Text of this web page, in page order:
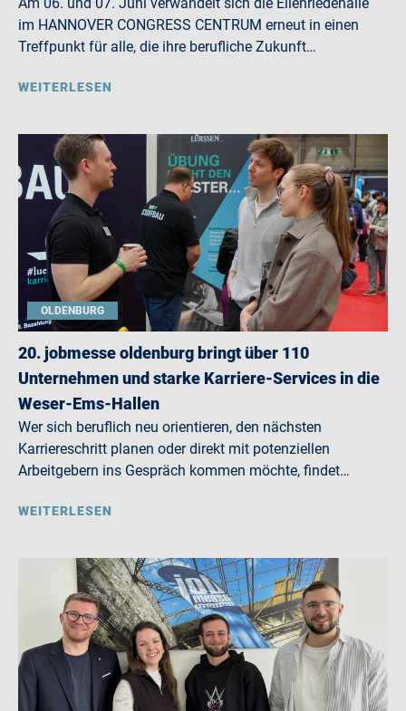
im HANNOVER CONGRESS CENTRUM erneut in einen
Treffpunkt für alle, die ihre berufliche Zukunft…
WEITERLESEN
OLDENBURG
20. jobmesse oldenburg bringt über 110
Unternehmen und starke Karriere-Services in die
Weser-Ems-Hallen
Wer sich beruflich neu orientieren, den nächsten
Karriereschritt planen oder direkt mit potenziellen
Arbeitgebern ins Gespräch kommen möchte, findet…
WEITERLESEN